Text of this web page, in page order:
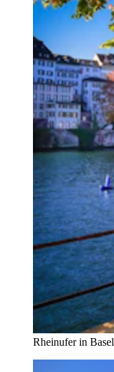
Rheinufer in Basel